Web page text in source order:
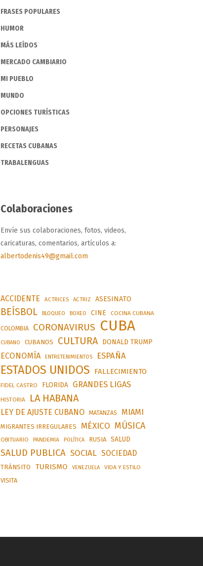
FRASES POPULARES
HUMOR
MÁS LEÍDOS
MERCADO CAMBIARIO
MI PUEBLO
MUNDO
OPCIONES TURÍSTICAS
PERSONAJES
RECETAS CUBANAS
TRABALENGUAS
Colaboraciones
Envíe sus colaboraciones, fotos, videos,
caricaturas, comentarios, artículos a:
albertodenis49@gmail.com
ACCIDENTE ACTRICES ACTRIZ ASESINATO
BEÍSBOL BLOQUEO BOXEO CINE COCINA CUBANA
COLOMBIA CORONAVIRUS CUBA
CUBANO CUBANOS CULTURA DONALD TRUMP
ECONOMÍA ENTRETENIMIENTOS ESPAÑA
ESTADOS UNIDOS FALLECIMIENTO
FIDEL CASTRO FLORIDA GRANDES LIGAS
HISTORIA LA HABANA
LEY DE AJUSTE CUBANO MATANZAS MIAMI
MIGRANTES IRREGULARES MÉXICO MÚSICA
OBITUARIO PANDEMIA POLÍTICA RUSIA SALUD
SALUD PUBLICA SOCIAL SOCIEDAD
TRÁNSITO TURISMO VENEZUELA VIDA Y ESTILO
VISITA